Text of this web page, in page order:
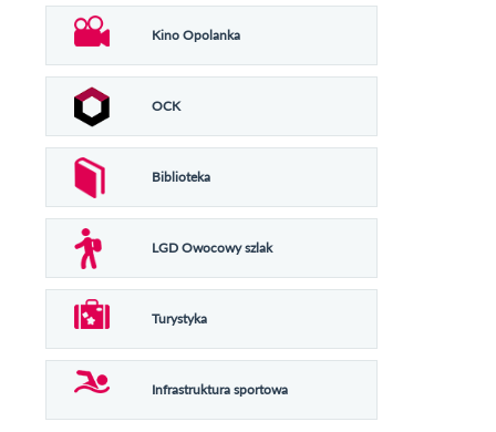
Kino Opolanka
OCK
Biblioteka
LGD Owocowy szlak
Turystyka
Infrastruktura sportowa